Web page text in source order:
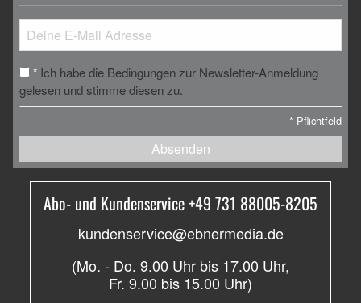
* Ich habe die Bedingungen zur Newsletter-Anmeldung
gelesen und stimme diesen zu.
* Pflichtfeld
Absenden
Abo- und Kundenservice +49 731 88005-8205
kundenservice@ebnermedia.de
(Mo. - Do. 9.00 Uhr bis 17.00 Uhr,
Fr. 9.00 bis 15.00 Uhr)